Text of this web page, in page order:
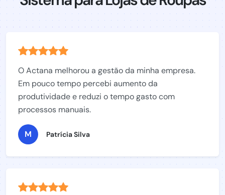
O Actana melhorou a gestão da minha empresa.
Em pouco tempo percebi aumento da
produtividade e reduzi o tempo gasto com
processos manuais.
M Patrícia Silva